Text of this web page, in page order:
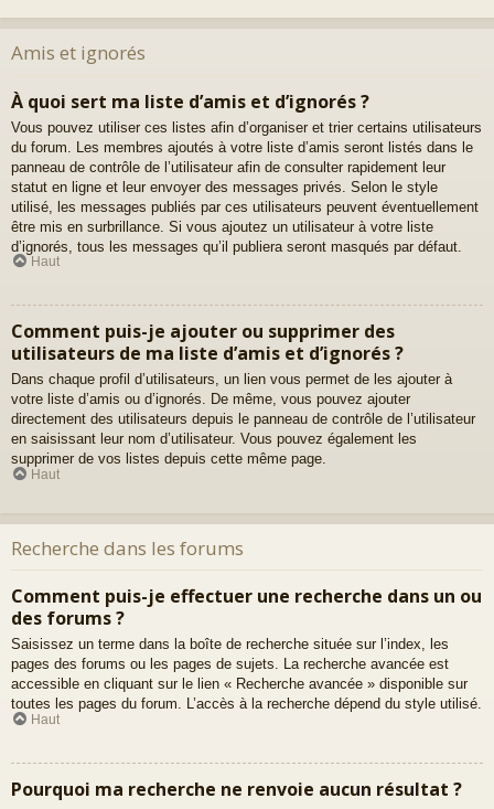
Amis et ignorés
À quoi sert ma liste d’amis et d’ignorés ?
Vous pouvez utiliser ces listes afin d’organiser et trier certains utilisateurs
du forum. Les membres ajoutés à votre liste d’amis seront listés dans le
panneau de contrôle de l’utilisateur afin de consulter rapidement leur
statut en ligne et leur envoyer des messages privés. Selon le style
utilisé, les messages publiés par ces utilisateurs peuvent éventuellement
être mis en surbrillance. Si vous ajoutez un utilisateur à votre liste
d’ignorés, tous les messages qu’il publiera seront masqués par défaut.
Haut
Comment puis-je ajouter ou supprimer des
utilisateurs de ma liste d’amis et d’ignorés ?
Dans chaque profil d’utilisateurs, un lien vous permet de les ajouter à
votre liste d’amis ou d’ignorés. De même, vous pouvez ajouter
directement des utilisateurs depuis le panneau de contrôle de l’utilisateur
en saisissant leur nom d’utilisateur. Vous pouvez également les
supprimer de vos listes depuis cette même page.
Haut
Recherche dans les forums
Comment puis-je effectuer une recherche dans un ou
des forums ?
Saisissez un terme dans la boîte de recherche située sur l’index, les
pages des forums ou les pages de sujets. La recherche avancée est
accessible en cliquant sur le lien « Recherche avancée » disponible sur
toutes les pages du forum. L’accès à la recherche dépend du style utilisé.
Haut
Pourquoi ma recherche ne renvoie aucun résultat ?